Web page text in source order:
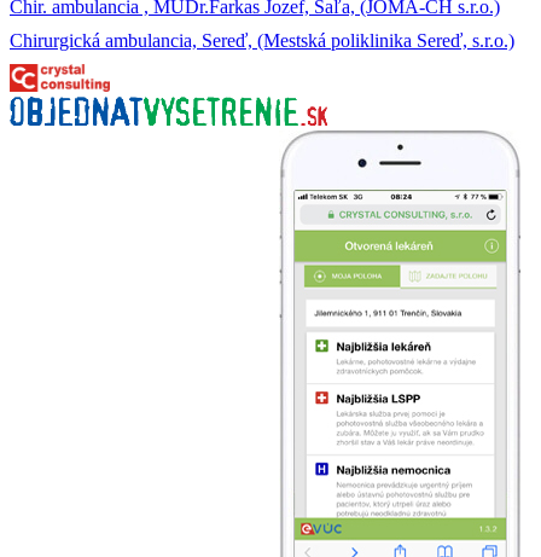
Chir. ambulancia , MUDr.Farkas Jozef, Šaľa, (JOMA-CH s.r.o.)
Chirurgická ambulancia, Sereď, (Mestská poliklinika Sereď, s.r.o.)